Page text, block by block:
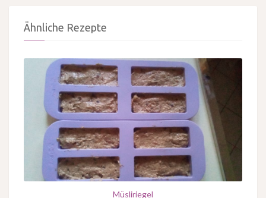
Ähnliche Rezepte
Müsliriegel